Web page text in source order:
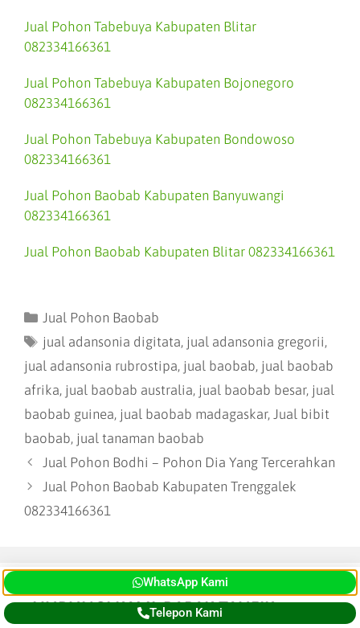
Jual Pohon Tabebuya Kabupaten Blitar
082334166361
Jual Pohon Tabebuya Kabupaten Bojonegoro
082334166361
Jual Pohon Tabebuya Kabupaten Bondowoso
082334166361
Jual Pohon Baobab Kabupaten Banyuwangi
082334166361
Jual Pohon Baobab Kabupaten Blitar 082334166361
Jual Pohon Baobab
jual adansonia digitata, jual adansonia gregorii,
jual adansonia rubrostipa, jual baobab, jual baobab
afrika, jual baobab australia, jual baobab besar, jual
baobab guinea, jual baobab madagaskar, Jual bibit
baobab, jual tanaman baobab
Jual Pohon Bodhi – Pohon Dia Yang Tercerahkan
Jual Pohon Baobab Kabupaten Trenggalek
082334166361
HUBUNGI KAMI, BAPAK TAUFIK
WhatsApp Kami
Telepon Kami